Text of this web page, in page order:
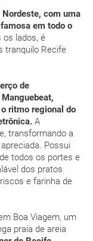
com uma
em todo o
os lados, é
tranquilo Recife
de
ritmo regional do
A
transformando a
Possui
todos os portes e
dos pratos
e farinha de
Boa Viagem, um
praia de areia
no
pacote de
ficou
se se confirma
viagem que
me devo